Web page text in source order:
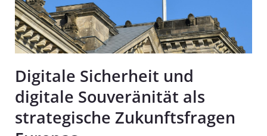
Digitale Sicherheit und
digitale Souveränität als
strategische Zukunftsfragen